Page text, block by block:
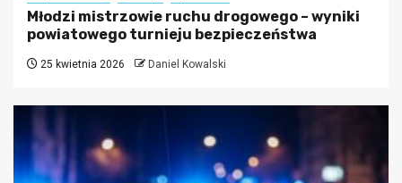
Młodzi mistrzowie ruchu drogowego – wyniki
powiatowego turnieju bezpieczeństwa
25 kwietnia 2026 Daniel Kowalski